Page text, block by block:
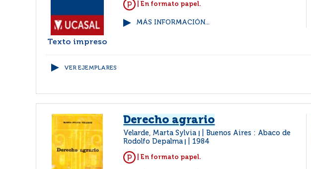
Texto impreso
| En formato papel.
MÁS INFORMACIÓN...
VER EJEMPLARES
Derecho agrario
Velarde, Marta Sylvia
Buenos Aires : Abaco de
Rodolfo Depalma
1984
| En formato papel.